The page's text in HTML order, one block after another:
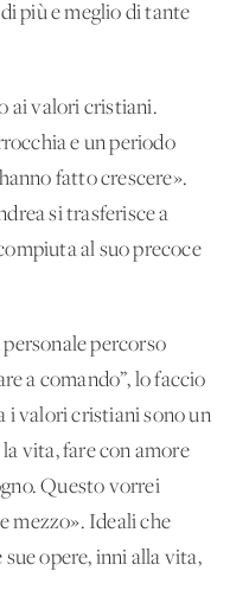
più e meglio di tante
ai valori cristiani.
e un periodo
fatto crescere».
si trasferisce a
al suo precoce
percorso
a comando”, lo faccio
i valori cristiani sono un
vita, fare con amore
Questo vorrei
mezzo». Ideali che
opere, inni alla vita,